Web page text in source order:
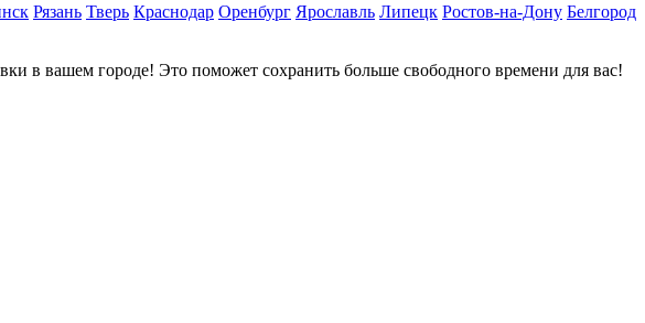
Рязань Тверь Краснодар Оренбург Ярославль Липецк Ростов-на-Дону Белгород
в вашем городе! Это поможет сохранить больше свободного времени для вас!